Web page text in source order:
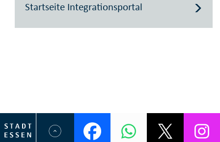
Startseite Integrationsportal